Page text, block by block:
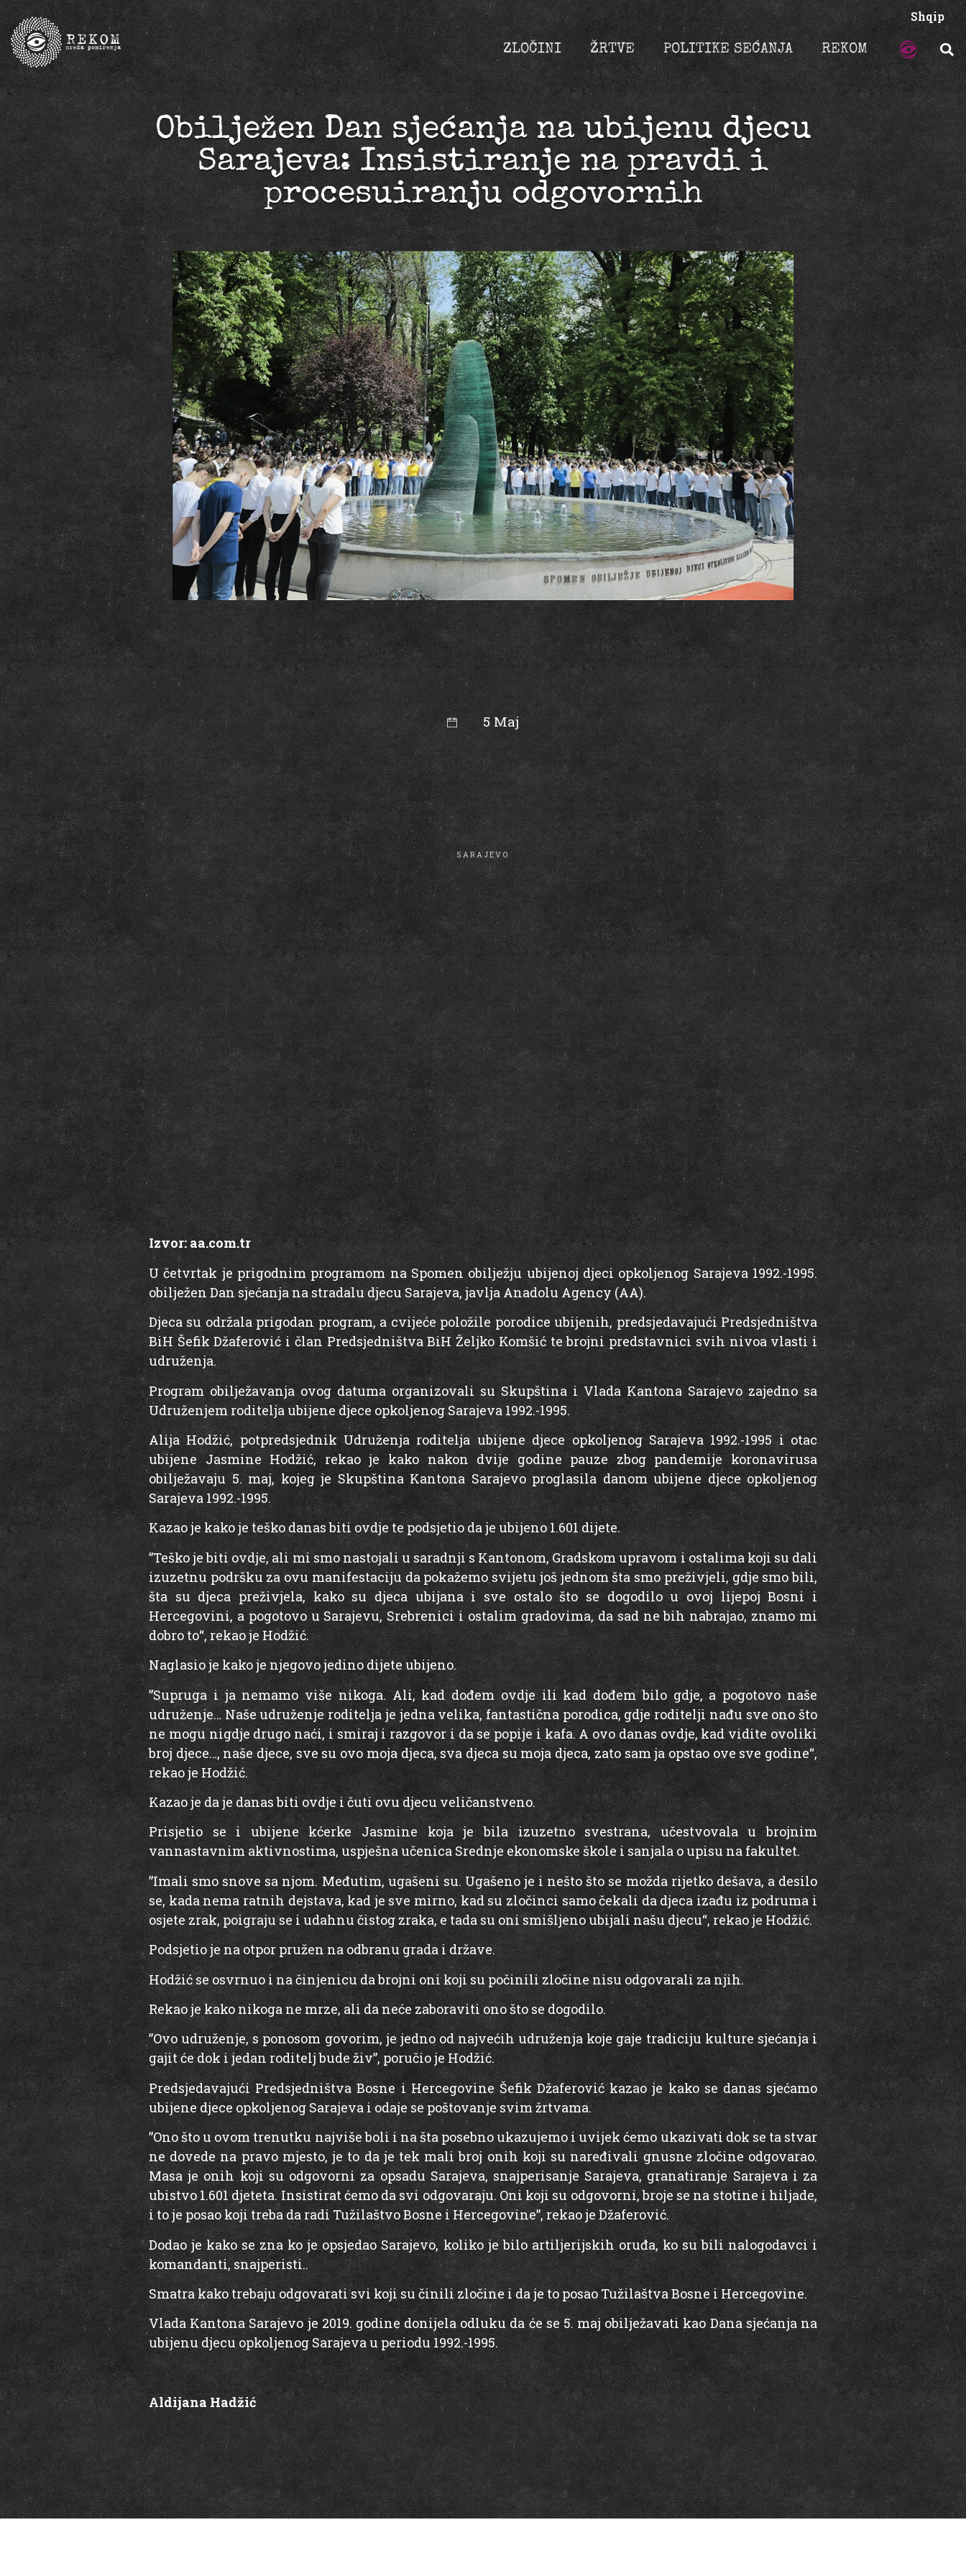
Shqip
ZLOČINI ŽRTVE POLITIKE SEĆANJA REKOM
Obilježen Dan sjećanja na ubijenu djecu
Sarajeva: Insistiranje na pravdi i
procesuiranju odgovornih
Izvor:aa.com.tr
U četvrtak je prigodnim programom na Spomen obilježju ubijenoj djeci opkoljenog Sarajeva 1992.-1995.
obilježen Dan sjećanja na stradalu djecu Sarajeva, javlja Anadolu Agency (AA).
Djeca su održala prigodan program, a cvijeće položile porodice ubijenih, predsjedavajući Predsjedništva
BiH Šefik Džaferović i član Predsjedništva BiH Željko Komšić te brojni predstavnici svih nivoa vlasti i
udruženja.
Program obilježavanja ovog datuma organizovali su Skupština i Vlada Kantona Sarajevo zajedno sa
Udruženjem roditelja ubijene djece opkoljenog Sarajeva 1992.-1995.
Alija Hodžić, potpredsjednik Udruženja roditelja ubijene djece opkoljenog Sarajeva 1992.-1995 i otac
ubijene Jasmine Hodžić, rekao je kako nakon dvije godine pauze zbog pandemije koronavirusa
obilježavaju 5. maj, kojeg je Skupština Kantona Sarajevo proglasila danom ubijene djece opkoljenog
Sarajeva 1992.-1995.
Kazao je kako je teško danas biti ovdje te podsjetio da je ubijeno 1.601 dijete.
”Teško je biti ovdje, ali mi smo nastojali u saradnji s Kantonom, Gradskom upravom i ostalima koji su dali
izuzetnu podršku za ovu manifestaciju da pokažemo svijetu još jednom šta smo preživjeli, gdje smo bili,
šta su djeca preživjela, kako su djeca ubijana i sve ostalo što se dogodilo u ovoj lijepoj Bosni i
Hercegovini, a pogotovo u Sarajevu, Srebrenici i ostalim gradovima, da sad ne bih nabrajao, znamo mi
dobro to“, rekao je Hodžić.
Naglasio je kako je njegovo jedino dijete ubijeno.
”Supruga i ja nemamo više nikoga. Ali, kad dođem ovdje ili kad dođem bilo gdje, a pogotovo naše
udruženje… Naše udruženje roditelja je jedna velika, fantastična porodica, gdje roditelji nađu sve ono što
ne mogu nigdje drugo naći, i smiraj i razgovor i da se popije i kafa. A ovo danas ovdje, kad vidite ovoliki
broj djece…, naše djece, sve su ovo moja djeca, sva djeca su moja djeca, zato sam ja opstao ove sve godine“,
rekao je Hodžić.
Kazao je da je danas biti ovdje i čuti ovu djecu veličanstveno.
Prisjetio se i ubijene kćerke Jasmine koja je bila izuzetno svestrana, učestvovala u brojnim
vannastavnim aktivnostima, uspješna učenica Srednje ekonomske škole i sanjala o upisu na fakultet.
”Imali smo snove sa njom. Međutim, ugašeni su. Ugašeno je i nešto što se možda rijetko dešava, a desilo
se, kada nema ratnih dejstava, kad je sve mirno, kad su zločinci samo čekali da djeca izađu iz podruma i
osjete zrak, poigraju se i udahnu čistog zraka, e tada su oni smišljeno ubijali našu djecu“, rekao je Hodžić.
Podsjetio je na otpor pružen na odbranu grada i države.
Hodžić se osvrnuo i na činjenicu da brojni oni koji su počinili zločine nisu odgovarali za njih.
Rekao je kako nikoga ne mrze, ali da neće zaboraviti ono što se dogodilo.
”Ovo udruženje, s ponosom govorim, je jedno od najvećih udruženja koje gaje tradiciju kulture sjećanja i
gajit će dok i jedan roditelj bude živ”, poručio je Hodžić.
Predsjedavajući Predsjedništva Bosne i Hercegovine Šefik Džaferović kazao je kako se danas sjećamo
ubijene djece opkoljenog Sarajeva i odaje se poštovanje svim žrtvama.
”Ono što u ovom trenutku najviše boli i na šta posebno ukazujemo i uvijek ćemo ukazivati dok se ta stvar
ne dovede na pravo mjesto, je to da je tek mali broj onih koji su naređivali gnusne zločine odgovarao.
Masa je onih koji su odgovorni za opsadu Sarajeva, snajperisanje Sarajeva, granatiranje Sarajeva i za
ubistvo 1.601 djeteta. Insistirat ćemo da svi odgovaraju. Oni koji su odgovorni, broje se na stotine i hiljade,
i to je posao koji treba da radi Tužilaštvo Bosne i Hercegovine”, rekao je Džaferović.
Dodao je kako se zna ko je opsjedao Sarajevo, koliko je bilo artiljerijskih oruđa, ko su bili nalogodavci i
komandanti, snajperisti..
Smatra kako trebaju odgovarati svi koji su činili zločine i da je to posao Tužilaštva Bosne i Hercegovine.
Vlada Kantona Sarajevo je 2019. godine donijela odluku da će se 5. maj obilježavati kao Dana sjećanja na
ubijenu djecu opkoljenog Sarajeva u periodu 1992.-1995.
Aldijana Hadžić
5 Maj
15:45
SARAJEVO